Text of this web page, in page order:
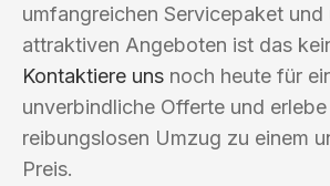
umfangreichen Servicepaket und
attraktiven Angeboten ist das
Kontaktiere uns noch heute für
unverbindliche Offerte und erlebe
reibungslosen Umzug zu einem
Preis.